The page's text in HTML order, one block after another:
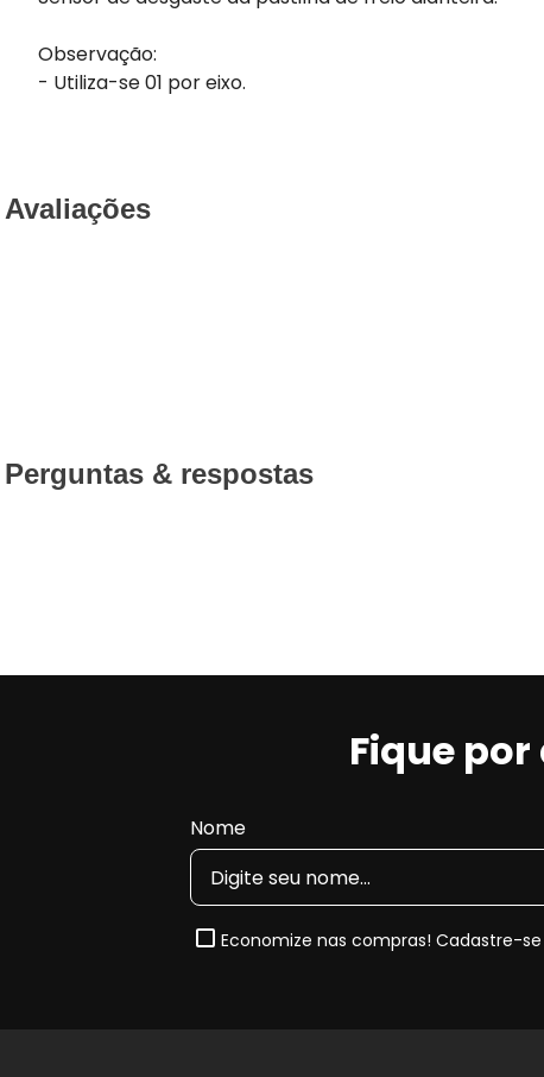
Observação:
- Utiliza-se 01 por eixo.
Avaliações
Perguntas & respostas
Fique
Nome
Economize nas compras! Cadastre-